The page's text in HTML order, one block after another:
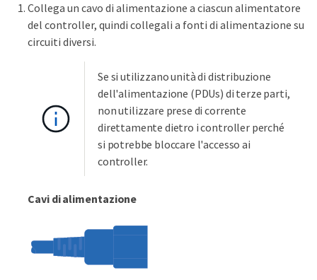
Collega un cavo di alimentazione a ciascun alimentatore
del controller, quindi collegali a fonti di alimentazione su
circuiti diversi.
Se si utilizzano unità di distribuzione
dell'alimentazione (PDUs) di terze parti,
non utilizzare prese di corrente
direttamente dietro i controller perché
si potrebbe bloccare l'accesso ai
controller.
Cavi di alimentazione